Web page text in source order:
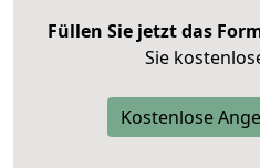
Füllen Sie jetzt das
Sie
Kostenlose